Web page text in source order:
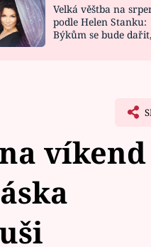
Velká věštba na
podle Helen Stanku:
Býkům se bude dařit,